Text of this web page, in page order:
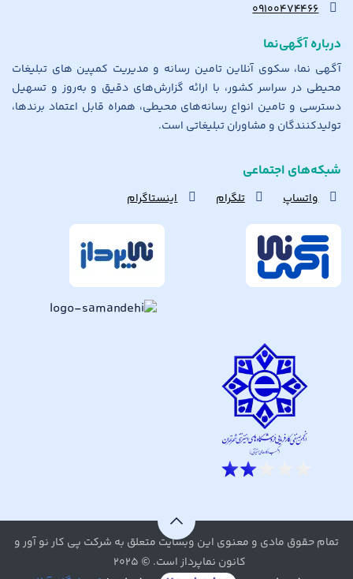
۰۹۱۰۰۴۷۴۴۶۶
درباره آگهی‌نما
آگهی نما، سکوی آنلاین تامین رسانه و مدیریت کمپین های تبلیغات
محیطی در سراسر کشور، با ارائه گزارش‌های دقیق و به‌روز و تسهیل
دسترسی و تامین انواع رسانه‌های محیطی، همراه قابل اعتماد برندها،
تولیدکنندگان و مشاوران تبلیغاتی است.
شبکه‌های اجتماعی
واتساپ تلگرام اینستاگرام
تمام حقوق مادی و معنوی این وبسایت متعلق به شرکت پی کار نو آور و
کانون نماپرداز است. © ۲۰۲۵